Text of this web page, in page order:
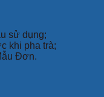
sử dụng;
khi pha trà;
Đơn.